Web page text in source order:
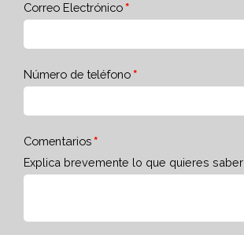
Correo Electrónico
Número de teléfono
Comentarios
Explica brevemente lo que quieres saber